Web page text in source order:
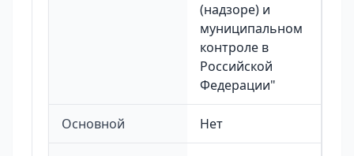
(надзоре) и
муниципальном
контроле в
Российской
Федерации"
Основной Нет